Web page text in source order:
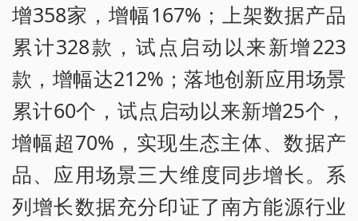
增358家，增幅167%；上架数据产品
累计328款，试点启动以来新增223
款，增幅达212%；落地创新应用场景
累计60个，试点启动以来新增25个，
增幅超70%，实现生态主体、数据产
品、应用场景三大维度同步增长。系
列增长数据充分印证了南方能源行业